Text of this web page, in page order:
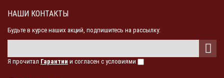
НАШИ КОНТАКТЫ
Будьте в курсе наших акций, подпишитесь на рассылку:
Я прочитал Гарантии и согласен с условиями